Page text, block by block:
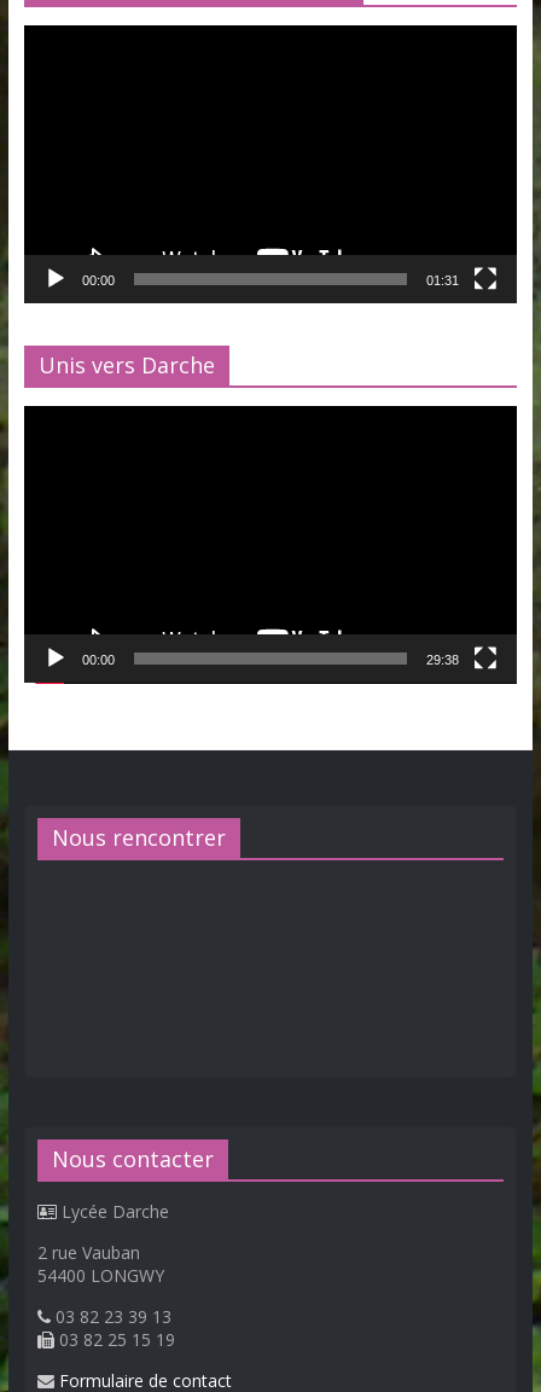
00:00 01:31
Unis vers Darche
00:00 29:38
Nous rencontrer
Nous contacter
Lycée Darche
2 rue Vauban
54400 LONGWY
03 82 23 39 13
03 82 25 15 19
Formulaire de contact